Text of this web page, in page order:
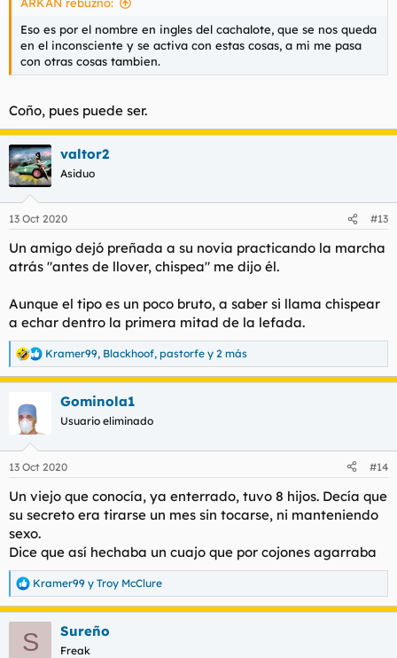
Eso es por el nombre en ingles del cachalote, que se nos queda
en el inconsciente y se activa con estas cosas, a mi me pasa
con otras cosas tambien.
Coño, pues puede ser.
valtor2
Asiduo
13 Oct 2020 #13
Un amigo dejó preñada a su novia practicando la marcha
atrás "antes de llover, chispea" me dijo él.
Aunque el tipo es un poco bruto, a saber si llama chispear
a echar dentro la primera mitad de la lefada.
R
e
a
c
e
:
Kramer99, Blackhoof, pastorfe y 2 más
Gominola1
Usuario eliminado
13 Oct 2020 #14
Un viejo que conocía, ya enterrado, tuvo 8 hijos. Decía que
su secreto era tirarse un mes sin tocarse, ni manteniendo
sexo.
Dice que así hechaba un cuajo que por cojones agarraba
R
e
a
Kramer99 y Troy McClure
S Sureño
Freak